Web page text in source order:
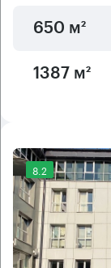
650 м²
1387 м²
8.2